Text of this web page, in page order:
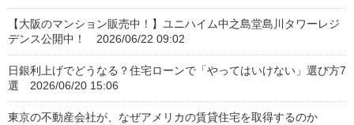
【大阪のマンション販売中！】ユニハイム中之島堂島川タワーレジ
デンス公開中！ 2026/06/22 09:02
日銀利上げでどうなる？住宅ローンで「やってはいけない」選び方7
選 2026/06/20 15:06
東京の不動産会社が、なぜアメリカの賃貸住宅を取得するのか